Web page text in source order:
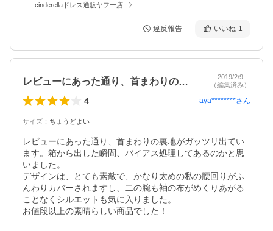
cinderellaドレス通販ヤフー店
違反報告 いいね 1
レビューにあった通り、首まわりの裏地が…
2019/2/9
（編集済み）
4 aya********さん
サイズ ： ちょうどよい
レビューにあった通り、首まわりの裏地がガッツリ出てい
ます。箱から出した瞬間、バイアス処理してあるのかと思
いました。
デザインは、とても素敵で、かなり太めの私の腰回りがふ
んわりカバーされますし、二の腕も袖の布がめくりあがる
ことなくシルエットも気に入りました。
お値段以上の素晴らしい商品でした！